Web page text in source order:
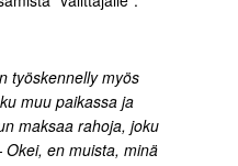
työskennelly myös
muu paikassa ja
maksaa rahoja, joku
en muista, minä